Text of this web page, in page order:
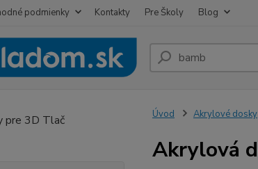
podmienky Kontakty Pre Školy Blog
pre 3D Tlač Úvod Akrylové dosky
Akrylová